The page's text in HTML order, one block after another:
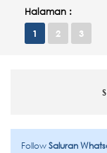
Halaman :
1 2 3
FollowSaluran